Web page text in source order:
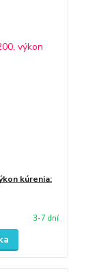
kúrenia:
3-7 dní